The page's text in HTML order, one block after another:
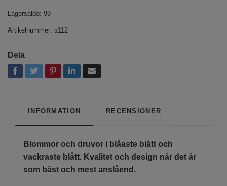
Lagersaldo: 99
Artikelnummer: s112
Dela
INFORMATION RECENSIONER
Blommor och druvor i blåaste blått och
vackraste blått. Kvalitet och design när det är
som bäst och mest anslåend.